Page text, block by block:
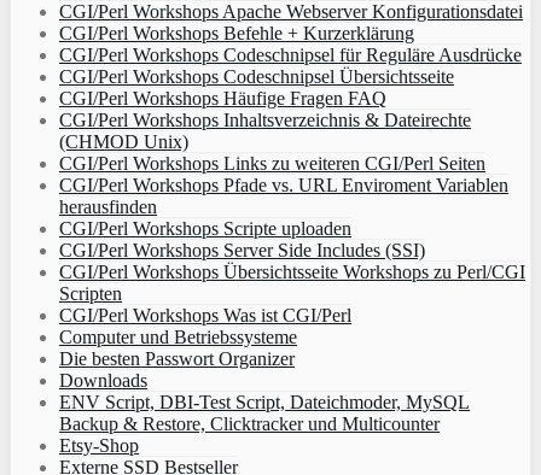
CGI/Perl Workshops Apache Webserver Konfigurationsdatei
CGI/Perl Workshops Befehle + Kurzerklärung
CGI/Perl Workshops Codeschnipsel für Reguläre Ausdrücke
CGI/Perl Workshops Codeschnipsel Übersichtsseite
CGI/Perl Workshops Häufige Fragen FAQ
CGI/Perl Workshops Inhaltsverzeichnis & Dateirechte
(CHMOD Unix)
CGI/Perl Workshops Links zu weiteren CGI/Perl Seiten
CGI/Perl Workshops Pfade vs. URL Enviroment Variablen
herausfinden
CGI/Perl Workshops Scripte uploaden
CGI/Perl Workshops Server Side Includes (SSI)
CGI/Perl Workshops Übersichtsseite Workshops zu Perl/CGI
Scripten
CGI/Perl Workshops Was ist CGI/Perl
Computer und Betriebssysteme
Die besten Passwort Organizer
Downloads
ENV Script, DBI-Test Script, Dateichmoder, MySQL
Backup & Restore, Clicktracker und Multicounter
Etsy-Shop
Externe SSD Bestseller